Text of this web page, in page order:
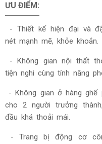
ƯU ĐIỂM:
- Thiết kế hiện đại và
nét mạnh mẽ, khỏe khoắn.
- Không gian nội thất
tiện nghi cùng tính năng
- Không gian ở hàng ghế
cho 2 người trưởng
đầu khá thoải mái.
- Trang bị động cơ